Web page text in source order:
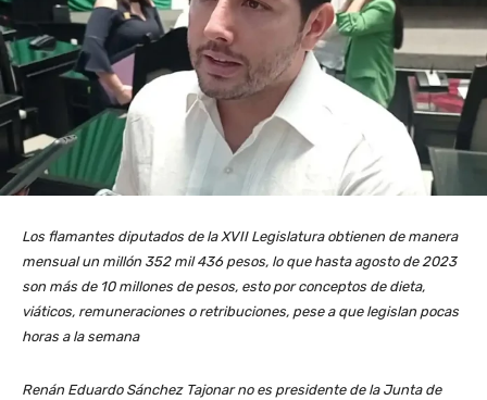
Los flamantes diputados de la XVII Legislatura obtienen de manera
mensual un millón 352 mil 436 pesos, lo que hasta agosto de 2023
son más de 10 millones de pesos, esto por conceptos de dieta,
viáticos, remuneraciones o retribuciones, pese a que legislan pocas
horas a la semana
Renán Eduardo Sánchez Tajonar no es presidente de la Junta de